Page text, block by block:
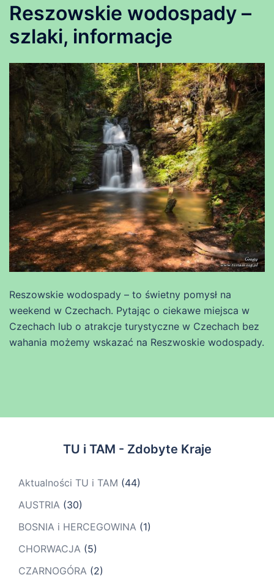
Reszowskie wodospady –
szlaki, informacje
Reszowskie wodospady – to świetny pomysł na
weekend w Czechach. Pytając o ciekawe miejsca w
Czechach lub o atrakcje turystyczne w Czechach bez
wahania możemy wskazać na Reszwoskie wodospady.
TU i TAM - Zdobyte Kraje
Aktualności TU i TAM (44)
AUSTRIA (30)
BOSNIA i HERCEGOWINA (1)
CHORWACJA (5)
CZARNOGÓRA (2)